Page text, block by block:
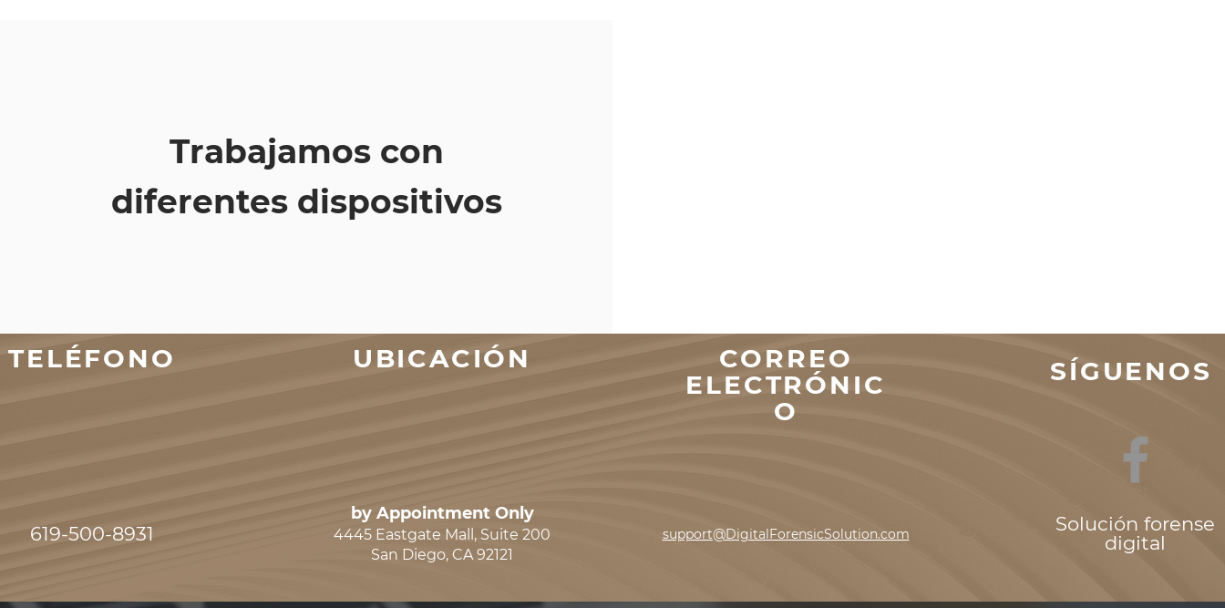
Trabajamos con
diferentes dispositivos
TELÉFONO
619-500-8931
UBICACIÓN
by Appointment Only
4445 Eastgate Mall, Suite 200
San Diego, CA 92121
CORREO
ELECTRÓNIC
O
support@DigitalForensicSolution.com
SÍGUENOS
Solución forense
digital